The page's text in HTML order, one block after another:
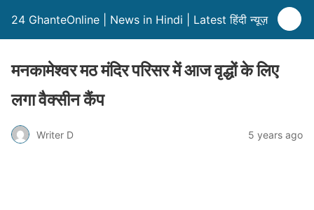
24 GhanteOnline | News in Hindi | Latest हिंदी न्यूज़
मनकामेश्वर मठ मंदिर परिसर में आज वृद्धों के लिए
लगा वैक्सीन कैंप
Writer D 5 years ago